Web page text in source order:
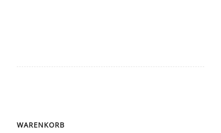
WARENKORB